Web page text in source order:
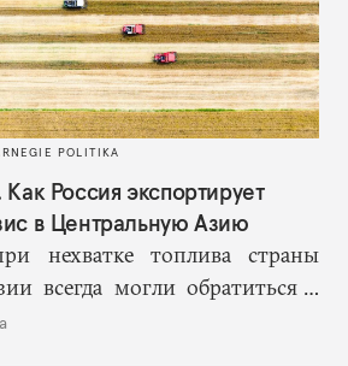
POLITIKA
Россия экспортирует
в Центральную Азию
нехватке топлива страны
всегда могли обратиться к
объемами, то